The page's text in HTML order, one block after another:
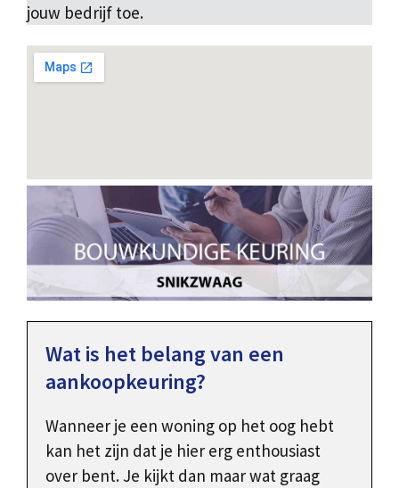
jouw bedrijf toe.
Wat is het belang van een
aankoopkeuring?
Wanneer je een woning op het oog hebt
kan het zijn dat je hier erg enthousiast
over bent. Je kijkt dan maar wat graag